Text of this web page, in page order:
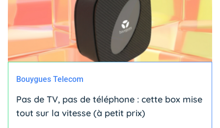
Bouygues Telecom
Pas de TV, pas de téléphone : cette box mise
tout sur la vitesse (à petit prix)